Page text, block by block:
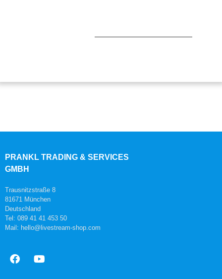
PRANKL TRADING & SERVICES
GMBH
Trausnitzstraße 8
81671 München
Deutschland
Tel: 089 41 41 453 50
Mail: hello@livestream-shop.com